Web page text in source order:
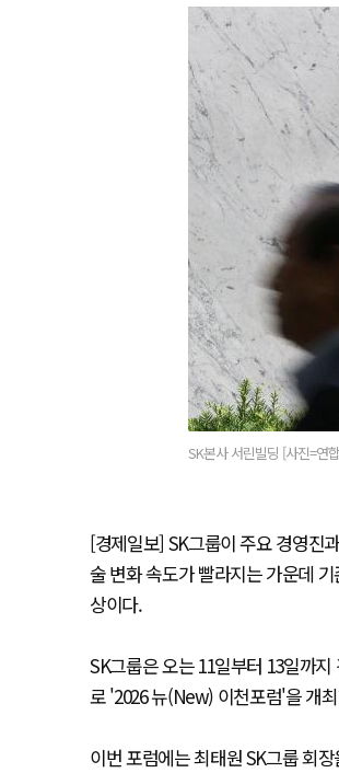
SK본사 서린빌딩 [사진=연
[경제일보] SK그룹이 주요 경영진
술 변화 속도가 빨라지는 가운데
상이다.
SK그룹은 오는 11일부터 13일까
로 '2026 뉴(New) 이천포럼'을 개
이번 포럼에는 최태원 SK그룹 회